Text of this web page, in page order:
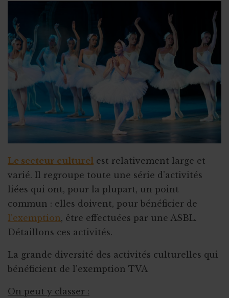
Le secteur culturel est relativement large et
varié. Il regroupe toute une série d’activités
liées qui ont, pour la plupart, un point
commun : elles doivent, pour bénéficier de
l’exemption, être effectuées par une ASBL.
Détaillons ces activités.
La grande diversité des activités culturelles qui
bénéficient de l’exemption TVA
On peut y classer :